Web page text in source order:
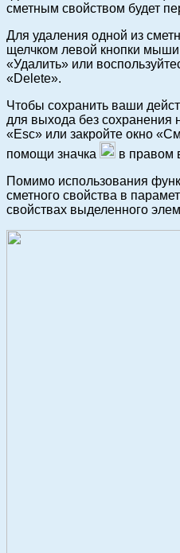
сметным свойством будет
Для удаления одной из
щелчком левой кнопки
«Удалить» или
«Delete».
Чтобы сохранить ваши
для выхода без
«Esc» или закройте окно
помощи значка
в правом
Помимо использования
сметного свойства в
свойствах выделенного